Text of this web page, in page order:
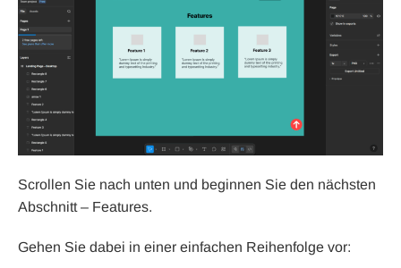
Scrollen Sie nach unten und beginnen Sie den nächsten
Abschnitt – Features.
Gehen Sie dabei in einer einfachen Reihenfolge vor: